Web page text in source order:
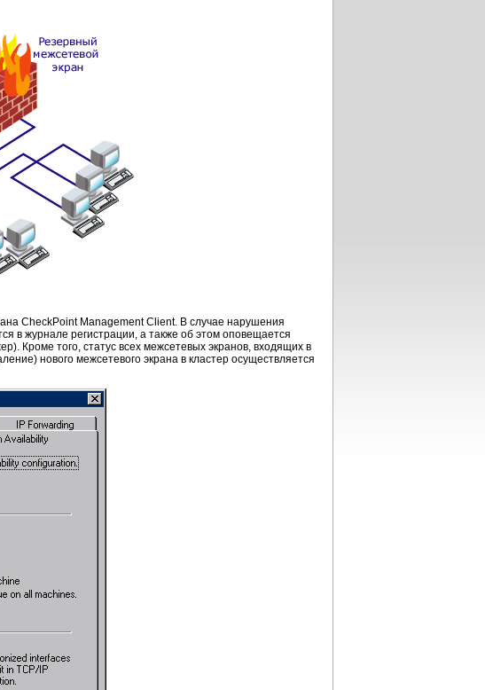
CheckPoint Management Client. В случае нарушения
в журнале регистрации, а также об этом оповещается
Кроме того, статус всех межсетевых экранов, входящих в
нового межсетевого экрана в кластер осуществляется